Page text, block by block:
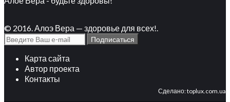
© 2016. Алоэ Вера — здоровье для всех!.
Карта сайта
Автор проекта
Контакты
Сделано:toplux.com.ua